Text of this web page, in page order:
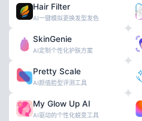
Hair Filter
AI一键模拟更换发型发色
SkinGenie
AI定制个性化护肤方案
Pretty Scale
AI颜值脸型评测工具
My Glow Up AI
AI驱动的个性化蜕变工具